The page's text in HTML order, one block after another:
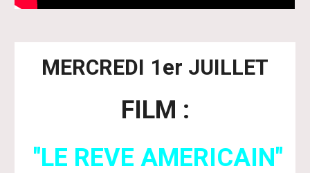
MERCREDI 1er JUILLET
FILM :
"LE REVE AMERICAIN"